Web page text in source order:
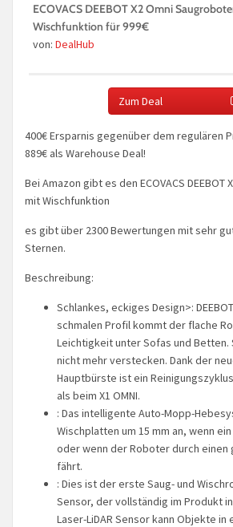
ECOVACS DEEBOT X2 Omni
Wischfunktion für 999€
von: DealHub
Zum Deal
400€ Ersparnis gegenüber dem regulären
889€ als Warehouse Deal!
Bei Amazon gibt es den ECOVACS
mit Wischfunktion
es gibt über 2300 Bewertungen mit sehr
Sternen.
Beschreibung:
Schlankes, eckiges Design>:
schmalen Profil kommt der flache
Leichtigkeit unter Sofas und Betten.
nicht mehr verstecken. Dank der
Hauptbürste ist ein
als beim X1 OMNI.
: Das intelligente Auto-Mopp-
Wischplatten um 15 mm an, wenn
oder wenn der Roboter durch einen
fährt.​
: Dies ist der erste Saug- und
Sensor, der vollständig im Produkt
Laser-LiDAR Sensor kann Objekte in